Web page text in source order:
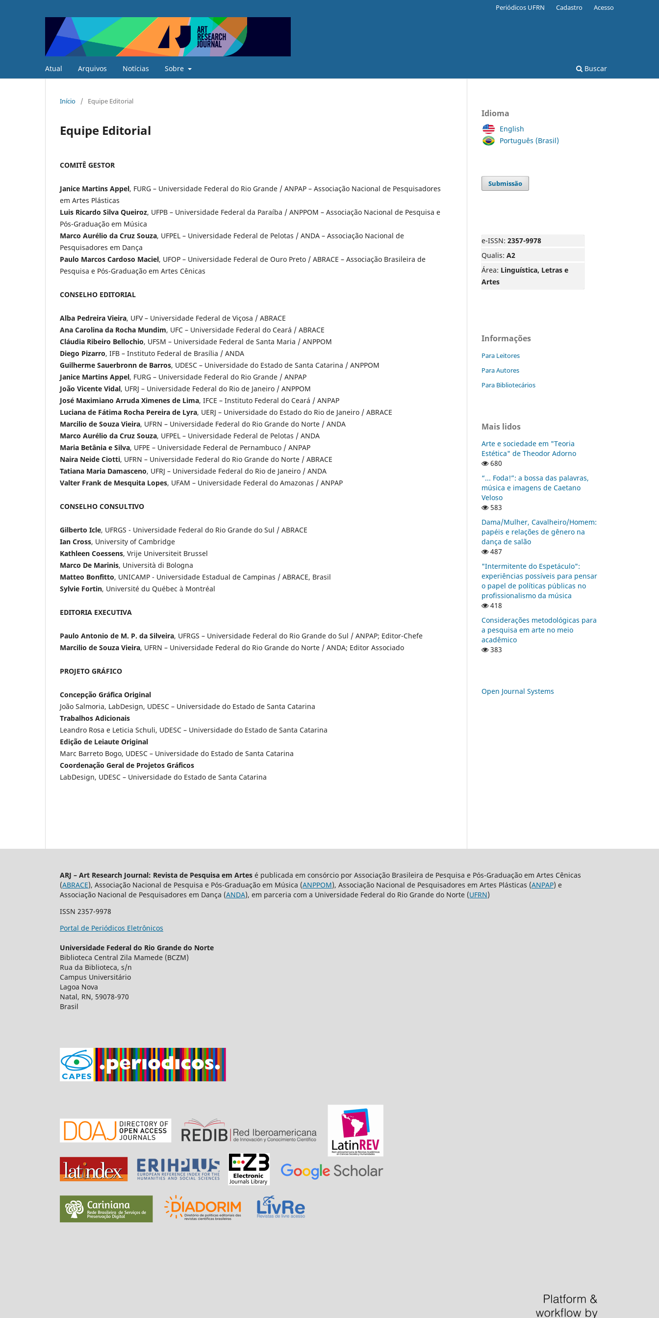
Atual Arquivos Notícias Sobre Buscar
Periódicos UFRN Cadastro Acesso
Início / Equipe Editorial
Equipe Editorial
COMITÊ GESTOR
Janice Martins Appel, FURG – Universidade Federal do Rio Grande / ANPAP – Associação Nacional de Pesquisadores
em Artes Plásticas
Luis Ricardo Silva Queiroz, UFPB – Universidade Federal da Paraíba / ANPPOM – Associação Nacional de Pesquisa e
Pós-Graduação em Música
Marco Aurélio da Cruz Souza, UFPEL – Universidade Federal de Pelotas / ANDA – Associação Nacional de
Pesquisadores em Dança
Paulo Marcos Cardoso Maciel, UFOP – Universidade Federal de Ouro Preto / ABRACE – Associação Brasileira de
Pesquisa e Pós-Graduação em Artes Cênicas
CONSELHO EDITORIAL
Alba Pedreira Vieira, UFV – Universidade Federal de Viçosa / ABRACE
Ana Carolina da Rocha Mundim, UFC – Universidade Federal do Ceará / ABRACE
Cláudia Ribeiro Bellochio, UFSM – Universidade Federal de Santa Maria / ANPPOM
Diego Pizarro, IFB – Instituto Federal de Brasília / ANDA
Guilherme Sauerbronn de Barros, UDESC – Universidade do Estado de Santa Catarina / ANPPOM
Janice Martins Appel, FURG – Universidade Federal do Rio Grande / ANPAP
João Vicente Vidal, UFRJ – Universidade Federal do Rio de Janeiro / ANPPOM
José Maximiano Arruda Ximenes de Lima, IFCE – Instituto Federal do Ceará / ANPAP
Luciana de Fátima Rocha Pereira de Lyra, UERJ – Universidade do Estado do Rio de Janeiro / ABRACE
Marcilio de Souza Vieira, UFRN – Universidade Federal do Rio Grande do Norte / ANDA
Marco Aurélio da Cruz Souza, UFPEL – Universidade Federal de Pelotas / ANDA
Maria Betânia e Silva, UFPE – Universidade Federal de Pernambuco / ANPAP
Naira Neide Ciotti, UFRN – Universidade Federal do Rio Grande do Norte / ABRACE
Tatiana Maria Damasceno, UFRJ – Universidade Federal do Rio de Janeiro / ANDA
Valter Frank de Mesquita Lopes, UFAM – Universidade Federal do Amazonas / ANPAP
CONSELHO CONSULTIVO
Gilberto Icle, UFRGS - Universidade Federal do Rio Grande do Sul / ABRACE
Ian Cross, University of Cambridge
Kathleen Coessens, Vrije Universiteit Brussel
Marco De Marinis, Università di Bologna
Matteo Bonfitto, UNICAMP - Universidade Estadual de Campinas / ABRACE, Brasil
Sylvie Fortin, Université du Québec à Montréal
EDITORIA EXECUTIVA
Paulo Antonio de M. P. da Silveira, UFRGS – Universidade Federal do Rio Grande do Sul / ANPAP; Editor-Chefe
Marcilio de Souza Vieira, UFRN – Universidade Federal do Rio Grande do Norte / ANDA; Editor Associado
PROJETO GRÁFICO
Concepção Gráfica Original
João Salmoria, LabDesign, UDESC – Universidade do Estado de Santa Catarina
Trabalhos Adicionais
Leandro Rosa e Leticia Schuli, UDESC – Universidade do Estado de Santa Catarina
Edição de Leiaute Original
Marc Barreto Bogo, UDESC – Universidade do Estado de Santa Catarina
Coordenação Geral de Projetos Gráficos
LabDesign, UDESC – Universidade do Estado de Santa Catarina
Idioma
English
Português (Brasil)
Submissão
e-ISSN: 2357-9978
Qualis: A2
Área: Linguística, Letras e
Artes
Informações
Para Leitores
Para Autores
Para Bibliotecários
Mais lidos
Arte e sociedade em "Teoria
Estética" de Theodor Adorno
680
“... Foda!”: a bossa das palavras,
música e imagens de Caetano
Veloso
583
Dama/Mulher, Cavalheiro/Homem:
papéis e relações de gênero na
dança de salão
487
"Intermitente do Espetáculo":
experiências possíveis para pensar
o papel de políticas públicas no
profissionalismo da música
418
Considerações metodológicas para
a pesquisa em arte no meio
acadêmico
383
Open Journal Systems
ARJ – Art Research Journal: Revista de Pesquisa em Artes é publicada em consórcio por Associação Brasileira de Pesquisa e Pós-Graduação em Artes Cênicas
(ABRACE), Associação Nacional de Pesquisa e Pós-Graduação em Música (ANPPOM), Associação Nacional de Pesquisadores em Artes Plásticas (ANPAP) e
Associação Nacional de Pesquisadores em Dança (ANDA), em parceria com a Universidade Federal do Rio Grande do Norte (UFRN)
ISSN 2357-9978
Portal de Periódicos Eletrônicos
Universidade Federal do Rio Grande do Norte
Biblioteca Central Zila Mamede (BCZM)
Rua da Biblioteca, s/n
Campus Universitário
Lagoa Nova
Natal, RN, 59078-970
Brasil